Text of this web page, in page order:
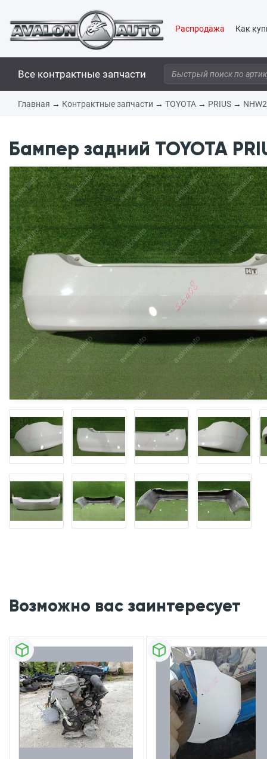
Распродажа Как
Все контрактные запчасти
Главная → Контрактные запчасти → TOYOTA → PRIUS →
Бампер задний TOYOTA
Возможно вас заинтересует